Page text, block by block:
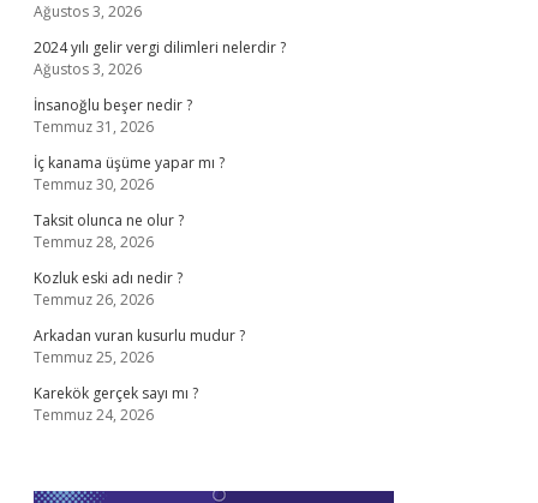
Ağustos 3, 2026
2024 yılı gelir vergi dilimleri nelerdir ?
Ağustos 3, 2026
İnsanoğlu beşer nedir ?
Temmuz 31, 2026
İç kanama üşüme yapar mı ?
Temmuz 30, 2026
Taksit olunca ne olur ?
Temmuz 28, 2026
Kozluk eski adı nedir ?
Temmuz 26, 2026
Arkadan vuran kusurlu mudur ?
Temmuz 25, 2026
Karekök gerçek sayı mı ?
Temmuz 24, 2026